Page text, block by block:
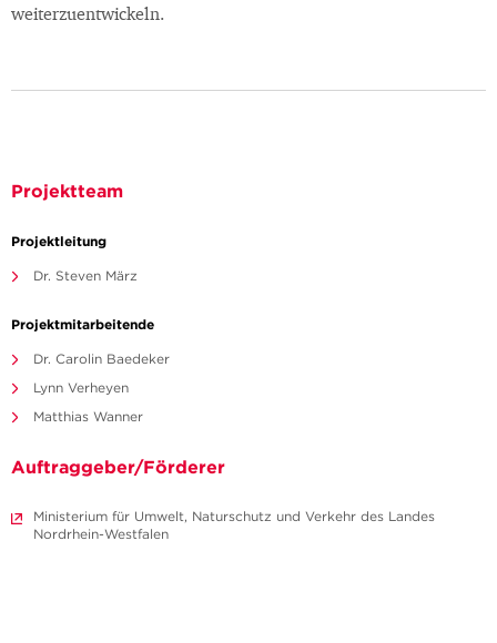
weiterzuentwickeln.
Projektteam
Projektleitung
Dr. Steven März
Projektmitarbeitende
Dr. Carolin Baedeker
Lynn Verheyen
Matthias Wanner
Auftraggeber/Förderer
Ministerium für Umwelt, Naturschutz und Verkehr des Landes
Nordrhein-Westfalen